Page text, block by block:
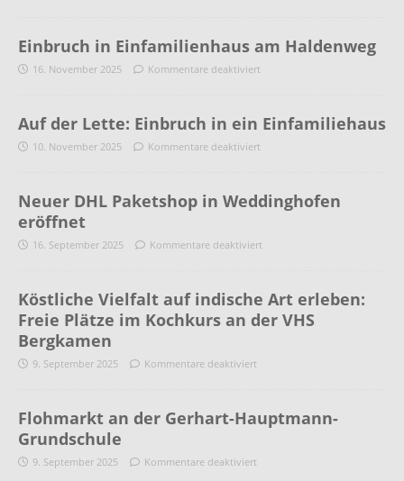
Einbruch in Einfamilienhaus am Haldenweg
16. November 2025 Kommentare deaktiviert
Auf der Lette: Einbruch in ein Einfamiliehaus
10. November 2025 Kommentare deaktiviert
Neuer DHL Paketshop in Weddinghofen
eröffnet
16. September 2025 Kommentare deaktiviert
Köstliche Vielfalt auf indische Art erleben:
Freie Plätze im Kochkurs an der VHS
Bergkamen
9. September 2025 Kommentare deaktiviert
Flohmarkt an der Gerhart-Hauptmann-
Grundschule
9. September 2025 Kommentare deaktiviert